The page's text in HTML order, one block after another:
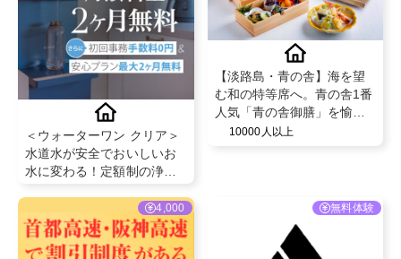
＜ウォーターワン クリア＞
水道水が安全でおいしいお
水に変わる！定額制の浄水
【淡路島・青の舎】海を望
む和の特等席へ。青の舎1番
人気「青の舎御膳」を愉し
む贅沢なひとときをご提供
10000人以上
4,000 無料体験